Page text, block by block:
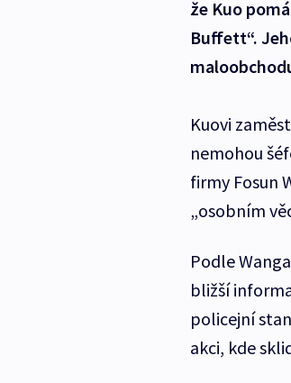
že Kuo
Buffett“.
Kuovi
nemohou
firmy Fosun
„osobním
Podle
bližší
policejní
akci, kde